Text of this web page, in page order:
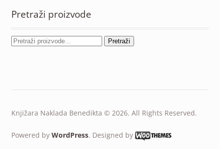
Pretraži proizvode
Pretraži
Knjižara Naklada Benedikta © 2026. All Rights Reserved.
Powered by WordPress. Designed by